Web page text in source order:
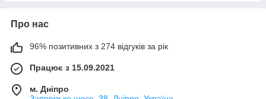
Про нас
96% позитивних з 274 відгуків за рік
Працює з 15.09.2021
м. Дніпро